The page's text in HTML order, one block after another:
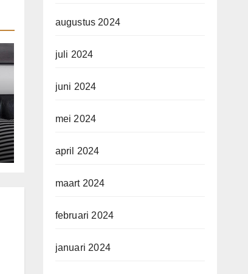
augustus 2024
juli 2024
juni 2024
mei 2024
april 2024
maart 2024
februari 2024
januari 2024